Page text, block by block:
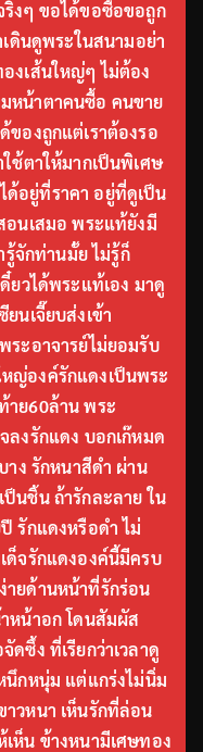
ริงๆ ขอได้ขอซื้อขอถูก
เดินดูพระในสนามอย่า
งเส้นใหญ่ๆ ไม่ต้อง
หน้าตาคนซื้อ คนขาย
ของถูกแต่เราต้องรอ
ช้ตาให้มากเป็นพิเศษ
ด้อยู่ที่ราคา อยู่ที่ดูเป็น
อนเสมอ พระแท้ยังมี
รู้จักท่านมั้ย ไม่รู้ก็
ยวได้พระแท้เอง มาดู
นเจี๊ยบส่งเข้า
ระอาจารย์ไม่ยอมรับ
ญ่องค์รักแดงเป็นพระ
าย60ล้าน พระ
ลงรักแดง บอกเก๊หมด
าง รักหนาสีดำ ผ่าน
นชิ้น ถ้ารักละลาย ใน
รักแดงหรือดำ ไม่
ด็จรักแดงองค์นี้มีครบ
ายด้านหน้าที่รักร่อน
หน้าอก โดนสัมผัส
ดซึ้ง ที่เรียกว่าเวลาดู
นึกหนุ่ม แต่แกร่งไม่นิ่ม
วหนา เห็นรักที่ล่อน
ห็น ข้างหนามีเศษทอง